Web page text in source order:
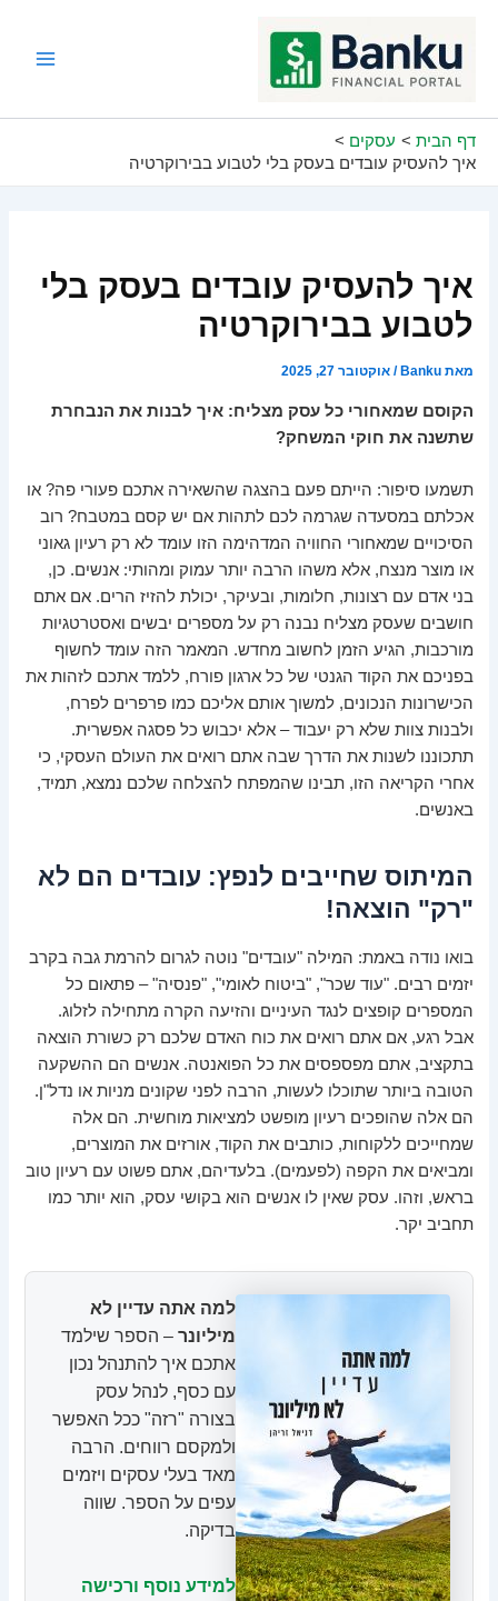
דף הבית
עסקים
איך להעסיק עובדים בעסק בלי לטבוע בבירוקרטיה
איך להעסיק עובדים בעסק בלי
לטבוע בבירוקרטיה
מאתBanku
/אוקטובר 27, 2025
הקוסם שמאחורי כל עסק מצליח: איך לבנות את הנבחרת
שתשנה את חוקי המשחק?
תשמעו סיפור: הייתם פעם בהצגה שהשאירה אתכם פעורי פה? או
אכלתם במסעדה שגרמה לכם לתהות אם יש קסם במטבח? רוב
הסיכויים שמאחורי החוויה המדהימה הזו עומד לא רק רעיון גאוני
או מוצר מנצח, אלא משהו הרבה יותר עמוק ומהותי: אנשים. כן,
בני אדם עם רצונות, חלומות, ובעיקר, יכולת להזיז הרים. אם אתם
חושבים שעסק מצליח נבנה רק על מספרים יבשים ואסטרטגיות
מורכבות, הגיע הזמן לחשוב מחדש. המאמר הזה עומד לחשוף
בפניכם את הקוד הגנטי של כל ארגון פורח, ללמד אתכם לזהות את
הכישרונות הנכונים, למשוך אותם אליכם כמו פרפרים לפרח,
ולבנות צוות שלא רק יעבוד – אלא יכבוש כל פסגה אפשרית.
תתכוננו לשנות את הדרך שבה אתם רואים את העולם העסקי, כי
אחרי הקריאה הזו, תבינו שהמפתח להצלחה שלכם נמצא, תמיד,
באנשים.
המיתוס שחייבים לנפץ: עובדים הם לא
"רק" הוצאה!
בואו נודה באמת: המילה "עובדים" נוטה לגרום להרמת גבה בקרב
יזמים רבים. "עוד שכר", "ביטוח לאומי", "פנסיה" – פתאום כל
המספרים קופצים לנגד העיניים והזיעה הקרה מתחילה לזלוג.
אבל רגע, אם אתם רואים את כוח האדם שלכם רק כשורת הוצאה
בתקציב, אתם מפספסים את כל הפואנטה. אנשים הם ההשקעה
הטובה ביותר שתוכלו לעשות, הרבה לפני שקונים מניות או נדל"ן.
הם אלה שהופכים רעיון מופשט למציאות מוחשית. הם אלה
שמחייכים ללקוחות, כותבים את הקוד, אורזים את המוצרים,
ומביאים את הקפה (לפעמים). בלעדיהם, אתם פשוט עם רעיון טוב
בראש, וזהו. עסק שאין לו אנשים הוא בקושי עסק, הוא יותר כמו
תחביב יקר.
למה אתה עדיין לא
מיליונר – הספר שילמד
אתכם איך להתנהל נכון
עם כסף, לנהל עסק
בצורה "רזה" ככל האפשר
ולמקסם רווחים. הרבה
מאד בעלי עסקים ויזמים
עפים על הספר. שווה
בדיקה.
למידע נוסף ורכישה